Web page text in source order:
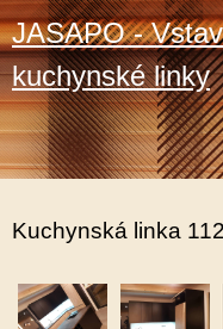
JASAPO -
kuchynské linky
Kuchynská linka 112